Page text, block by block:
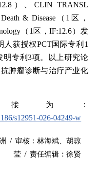
）、CLIN TRANSL
& Disease（1区，
（1区，IF:12.6）发
获授权PCT国际专利1
明专利3项。以上研究论
肿瘤诊断与治疗产业化
为：
s12951-026-04249-w
/ 审核：林海斌、胡琼
莹 / 责任编辑：徐贤